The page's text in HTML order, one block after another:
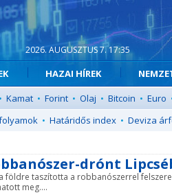
2026. AUGUSZTUS 7. 17:35
HAZAI HÍREK
• Kamat • Forint • Olaj • Bitcoin • Euro
• Határidős index • Deviza
drónt
földre taszította a robbanószerrel
meg....